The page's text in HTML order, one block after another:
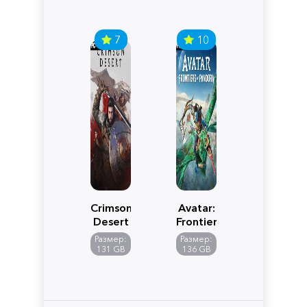
7
Crimson
Desert
Размер:
131 GB
10
Avatar:
Frontiers
of
Pandora
Размер:
136 GB